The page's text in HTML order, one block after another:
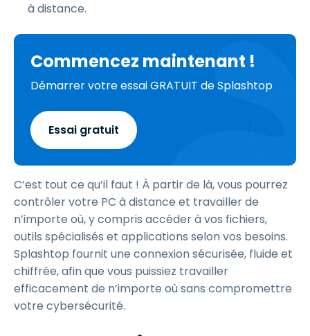
à distance.
Commencez maintenant !
Démarrer votre essai GRATUIT de Splashtop
Essai gratuit
C’est tout ce qu’il faut ! À partir de là, vous pourrez
contrôler votre PC à distance et travailler de
n’importe où, y compris accéder à vos fichiers,
outils spécialisés et applications selon vos besoins.
Splashtop fournit une connexion sécurisée, fluide et
chiffrée, afin que vous puissiez travailler
efficacement de n’importe où sans compromettre
votre cybersécurité.